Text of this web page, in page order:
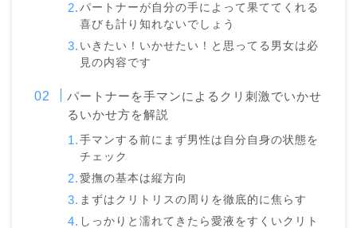
パートナーが自分の手によって果ててくれる
喜びも計り知れないでしょう
いきたい！いかせたい！と思ってる男女は必
見の内容です
パートナーを手マンによるクリ刺激でいかせ
るいかせ方を解説
手マンする前にまず男性は自分自身の状態を
チェック
愛撫の基本は縦方向
まずはクリトリスの周りを徹底的に焦らす
しっかりと濡れてきたら愛液をすくいクリト